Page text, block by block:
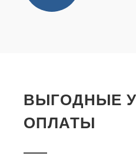
ВЫГОДНЫЕ
ОПЛАТЫ